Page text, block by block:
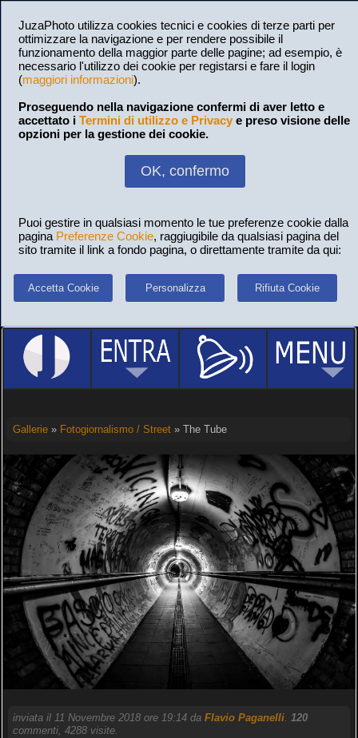
JuzaPhoto utilizza cookies tecnici e cookies di terze parti per
ottimizzare la navigazione e per rendere possibile il
funzionamento della maggior parte delle pagine; ad esempio, è
necessario l'utilizzo dei cookie per registarsi e fare il login
(maggiori informazioni).
Proseguendo nella navigazione confermi di aver letto e
accettato i Termini di utilizzo e Privacy e preso visione delle
opzioni per la gestione dei cookie.
OK, confermo
Puoi gestire in qualsiasi momento le tue preferenze cookie dalla
pagina Preferenze Cookie, raggiugibile da qualsiasi pagina del
sito tramite il link a fondo pagina, o direttamente tramite da qui:
Accetta Cookie Personalizza Rifiuta Cookie
Gallerie» Fotogiornalismo / Street» The Tube
inviata il 11 Novembre 2018 ore 19:14 da Flavio Paganelli. 120
commenti, 4288 visite.